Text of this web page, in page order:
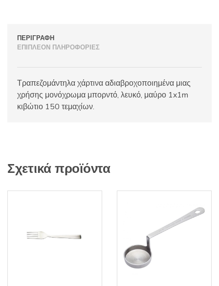
ΠΕΡΙΓΡΑΦΉ
ΕΠΙΠΛΈΟΝ ΠΛΗΡΟΦΟΡΊΕΣ
Τραπεζομάντηλα χάρτινα αδιαβροχοποιημένα μιας
χρήσης μονόχρωμα μπορντό, λευκό, μαύρο 1x1m
κιβώτιο 150 τεμαχίων.
Σχετικά προϊόντα